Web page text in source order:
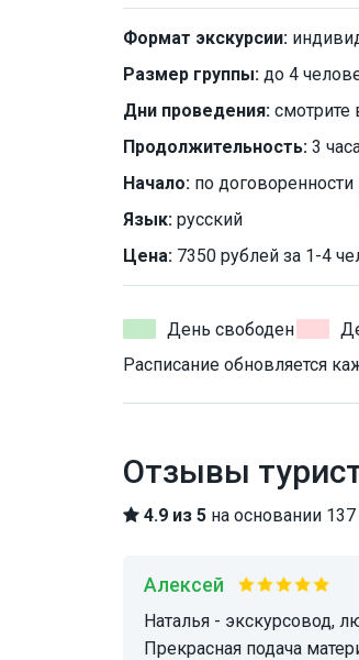
Формат экскурсии:
Размер группы: до 4
Дни проведения: смотрите
Продолжительность: 3
Начало: по договоренности
Язык: русский
Цена: 7350 рублей за 1-4
День свободен
Расписание обновляется
Отзывы
4.9 из 5 на основании
Алексей
Наталья - экскурсовод, любящий своё дело, знающий много исторических фактов.
Прекрасная подача